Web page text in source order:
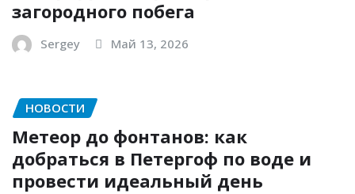
загородного побега
Sergey Май 13, 2026
НОВОСТИ
Метеор до фонтанов: как
добраться в Петергоф по воде и
провести идеальный день